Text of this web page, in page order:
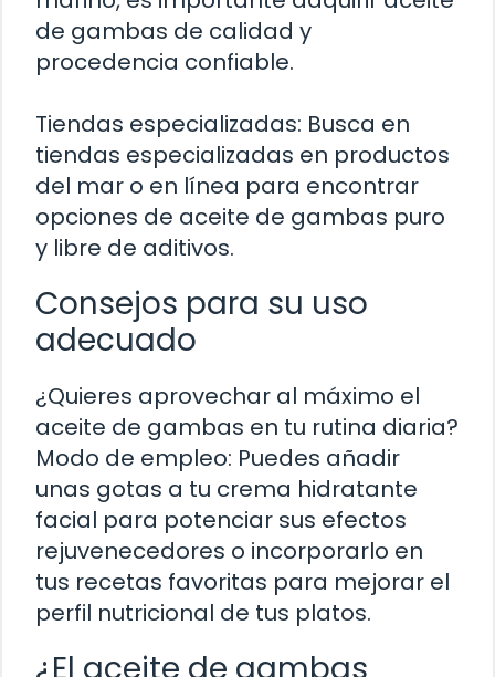
de gambas de calidad y
procedencia confiable.
Tiendas especializadas: Busca en
tiendas especializadas en productos
del mar o en línea para encontrar
opciones de aceite de gambas puro
y libre de aditivos.
Consejos para su uso
adecuado
¿Quieres aprovechar al máximo el
aceite de gambas en tu rutina diaria?
Modo de empleo: Puedes añadir
unas gotas a tu crema hidratante
facial para potenciar sus efectos
rejuvenecedores o incorporarlo en
tus recetas favoritas para mejorar el
perfil nutricional de tus platos.